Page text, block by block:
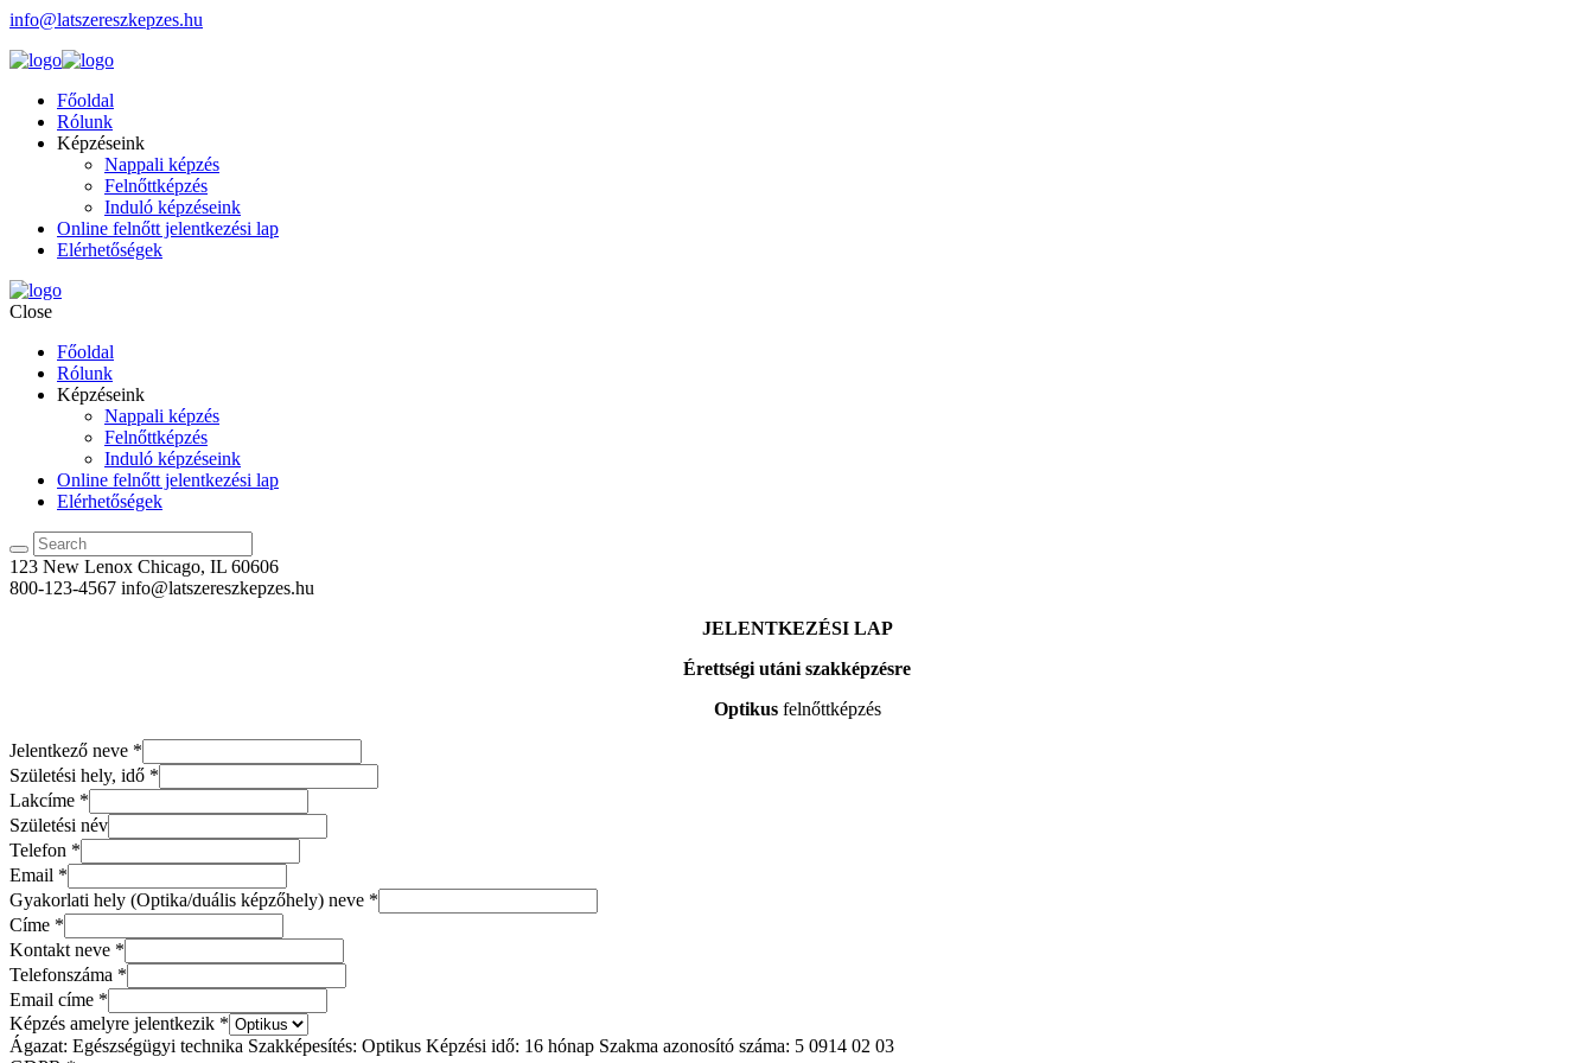
info@latszereszkepzes.hu
Főoldal
Rólunk
Képzéseink
Nappali képzés
Felnőttképzés
Induló képzéseink
Online felnőtt jelentkezési lap
Elérhetőségek
Close
Főoldal
Rólunk
Képzéseink
Nappali képzés
Felnőttképzés
Induló képzéseink
Online felnőtt jelentkezési lap
Elérhetőségek
123 New Lenox Chicago, IL 60606
800-123-4567 info@latszereszkepzes.hu
JELENTKEZÉSI LAP
Érettségi utáni szakképzésre
Optikusfelnőttképzés
Jelentkező neve *
Születési hely, idő *
Lakcíme *
Születési név
Telefon *
Email *
Gyakorlati hely (Optika/duális képzőhely) neve *
Címe *
Kontakt neve *
Telefonszáma *
Email címe *
Képzés amelyre jelentkezik *
Ágazat: Egészségügyi technika Szakképesítés: Optikus Képzési idő: 16 hónap Szakma azonosító száma: 5 0914 02 03